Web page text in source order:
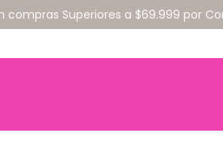
compras Superiores a $69.999 por